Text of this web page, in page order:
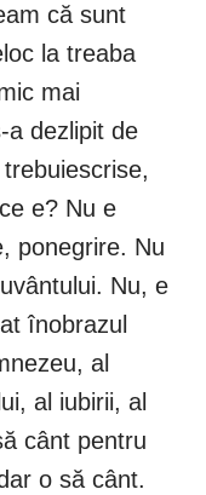
că sunt
la treaba
mai
a dezlipit de
e? Nu e
ponegrire. Nu
Nu, e
înobrazul
al
al iubirii, al
cânt pentru
o să cânt.